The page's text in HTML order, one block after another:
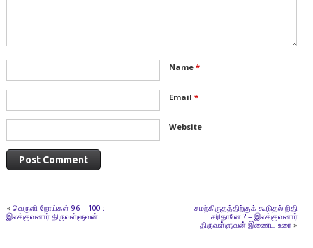
Name *
Email *
Website
« வெருளி நோய்கள் 96 – 100 :
இலக்குவனார் திருவள்ளுவன்
சமற்கிருதத்திற்குக் கூடுதல் நிதி
சரிதானே!? – இலக்குவனார்
திருவள்ளுவன் இணைய உரை »